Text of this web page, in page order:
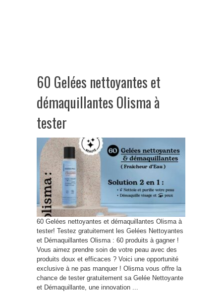
60 Gelées nettoyantes et
démaquillantes Olisma à
tester
60 Gelées nettoyantes et démaquillantes Olisma à
tester! Testez gratuitement les Gelées Nettoyantes
et Démaquillantes Olisma : 60 produits à gagner !
Vous aimez prendre soin de votre peau avec des
produits doux et efficaces ? Voici une opportunité
exclusive à ne pas manquer ! Olisma vous offre la
chance de tester gratuitement sa Gelée Nettoyante
et Démaquillante, une innovation ...